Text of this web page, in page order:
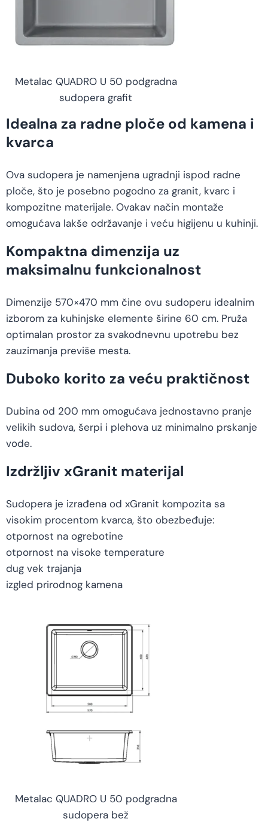
Metalac QUADRO U 50 podgradna
sudopera grafit
Idealna za radne ploče od kamena i
kvarca
Ova sudopera je namenjena ugradnji ispod radne
ploče, što je posebno pogodno za granit, kvarc i
kompozitne materijale. Ovakav način montaže
omogućava lakše održavanje i veću higijenu u kuhinji.
Kompaktna dimenzija uz
maksimalnu funkcionalnost
Dimenzije 570×470 mm čine ovu sudoperu idealnim
izborom za kuhinjske elemente širine 60 cm. Pruža
optimalan prostor za svakodnevnu upotrebu bez
zauzimanja previše mesta.
Duboko korito za veću praktičnost
Dubina od 200 mm omogućava jednostavno pranje
velikih sudova, šerpi i plehova uz minimalno prskanje
vode.
Izdržljiv xGranit materijal
Sudopera je izrađena od xGranit kompozita sa
visokim procentom kvarca, što obezbeđuje:
otpornost na ogrebotine
otpornost na visoke temperature
dug vek trajanja
izgled prirodnog kamena
Metalac QUADRO U 50 podgradna
sudopera bež